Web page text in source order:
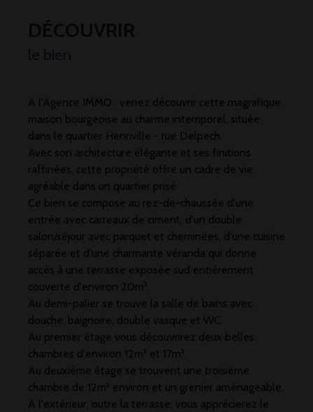
A l'Agence IMMO : venez découvrir cette magnifique
maison bourgeoise au charme intemporel, située
dans le quartier Henriville - rue Delpech.
Avec son architecture élégante et ses finitions
raffinées, cette propriété offre un cadre de vie
agréable dans un quartier prisé.
Ce bien se compose au rez-de-chaussée d'une
entrée avec carreaux de ciment, d'un double
salon/séjour avec parquet et cheminées, d'une cuisine
séparée et d'une charmante véranda qui donne
accès à une terrasse exposée sud entièrement
couverte d'environ 20m².
Au demi-palier se trouve la salle de bains avec
douche, baignoire, double vasque et WC.
Au premier étage vous découvrirez deux belles
chambres d'environ 12m² et 17m².
Au deuxième étage se trouvent une troisième
chambre de 12m² environ et un grenier aménageable.
A l'extérieur, outre la terrasse, vous apprécierez le